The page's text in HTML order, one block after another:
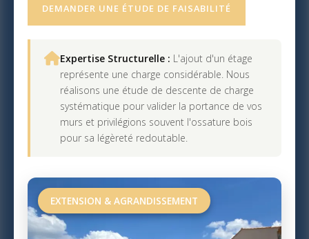
DEMANDER UNE ÉTUDE DE FAISABILITÉ
Expertise Structurelle : L'ajout d'un étage
représente une charge considérable. Nous
réalisons une étude de descente de charge
systématique pour valider la portance de vos
murs et privilégions souvent l'ossature bois
pour sa légèreté redoutable.
EXTENSION & AGRANDISSEMENT